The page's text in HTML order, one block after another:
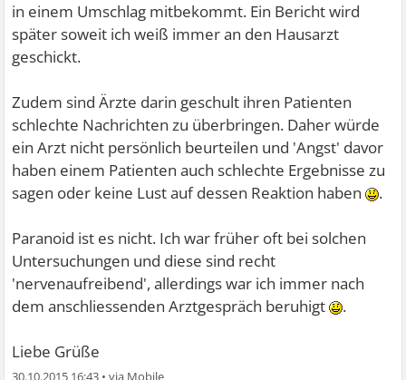
in einem Umschlag mitbekommt. Ein Bericht wird
später soweit ich weiß immer an den Hausarzt
geschickt.
Zudem sind Ärzte darin geschult ihren Patienten
schlechte Nachrichten zu überbringen. Daher würde
ein Arzt nicht persönlich beurteilen und 'Angst' davor
haben einem Patienten auch schlechte Ergebnisse zu
sagen oder keine Lust auf dessen Reaktion haben
.
Paranoid ist es nicht. Ich war früher oft bei solchen
Untersuchungen und diese sind recht
'nervenaufreibend', allerdings war ich immer nach
dem anschliessenden Arztgespräch beruhigt
.
Liebe Grüße
30.10.2015 16:43 •